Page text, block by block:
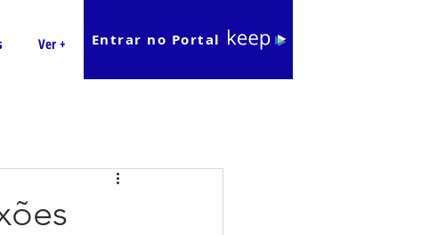
Ver + Entrar no Portal